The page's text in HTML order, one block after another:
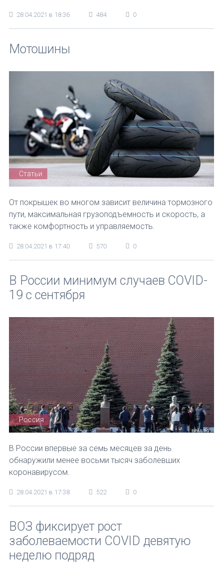
28.04.2021 в 18:36 484 0
Мотошины
Статьи
От покрышек во многом зависит величина тормозного
пути, максимальная грузоподъемность и скорость, а
также комфортность и управляемость.
28.04.2021 в 17:40 570 0
В России минимум случаев COVID-
19 с сентября
Россия
В России впервые за семь месяцев за день
обнаружили менее восьми тысяч заболевших
коронавирусом.
28.04.2021 в 17:38 522 0
ВОЗ фиксирует рост
заболеваемости COVID девятую
неделю подряд